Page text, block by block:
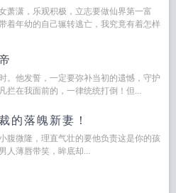
萧潇，乐观积极，立志要做仙界第一富
着年幼的自己辗转逃亡，我究竟有着怎样
。他发誓，一定要弥补当初的遗憾，守护
拦在我面前的，一律统统打倒！但...
的落魄新妻！
腹微隆，理直气壮的要他负责这是你的孩
人薄唇带笑，眸底却...